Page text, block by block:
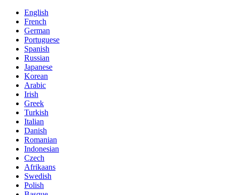
English
French
German
Portuguese
Spanish
Russian
Japanese
Korean
Arabic
Irish
Greek
Turkish
Italian
Danish
Romanian
Indonesian
Czech
Afrikaans
Swedish
Polish